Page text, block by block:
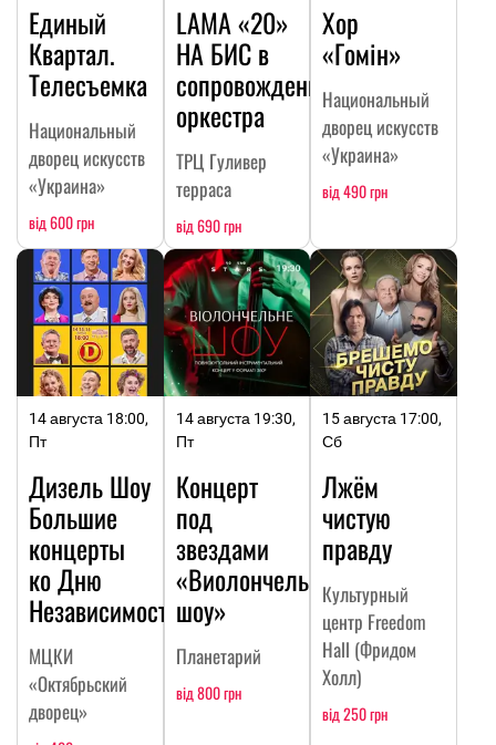
Единый
Квартал.
Телесъемка
Национальный
дворец искусств
«Украина»
від 600 грн
LAMA «20»
НА БИC в
сопровождении
оркестра
ТРЦ Гуливер
терраса
від 690 грн
Хор
«Гомін»
Национальный
дворец искусств
«Украина»
від 490 грн
14 августа 18:00,
Пт
Дизель Шоу
Большие
концерты
ко Дню
Независимости
МЦКИ
«Октябрьский
дворец»
14 августа 19:30,
Пт
Концерт
под
звездами
«Виолончельное
шоу»
Планетарий
від 800 грн
15 августа 17:00,
Сб
Лжём
чистую
правду
Культурный
центр Freedom
Hall (Фридом
Холл)
від 250 грн